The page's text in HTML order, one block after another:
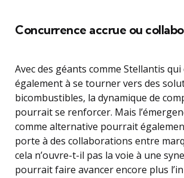
Concurrence accrue ou
Avec des géants comme Stellantis
également à se tourner vers des
bicombustibles, la dynamique de
pourrait se renforcer. Mais
comme alternative pourrait
porte à des collaborations entre
cela n’ouvre-t-il pas la voie à une
pourrait faire avancer encore plus